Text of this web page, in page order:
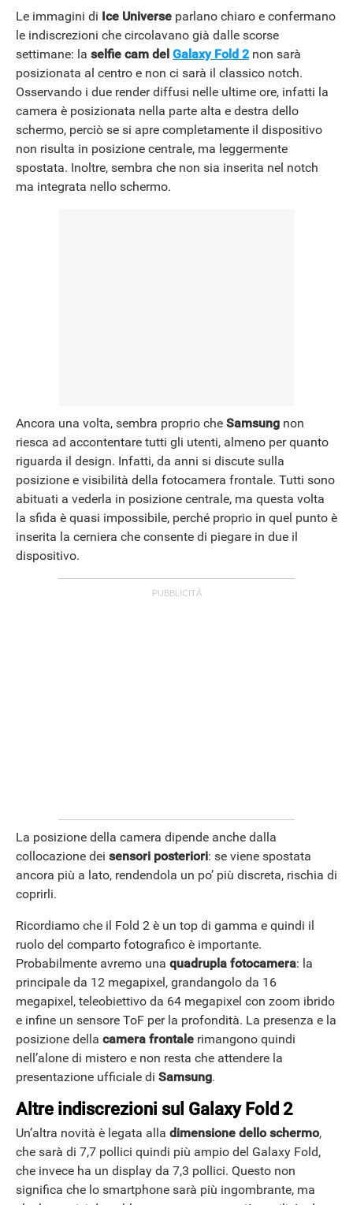
Le immagini di Ice Universe parlano chiaro e confermano
le indiscrezioni che circolavano già dalle scorse
settimane: la selfie cam del Galaxy Fold 2non sarà
posizionata al centro e non ci sarà il classico notch.
Osservando i due render diffusi nelle ultime ore, infatti la
camera è posizionata nella parte alta e destra dello
schermo, perciò se si apre completamente il dispositivo
non risulta in posizione centrale, ma leggermente
spostata. Inoltre, sembra che non sia inserita nel notch
ma integrata nello schermo.
Ancora una volta, sembra proprio che Samsung non
riesca ad accontentare tutti gli utenti, almeno per quanto
riguarda il design. Infatti, da anni si discute sulla
posizione e visibilità della fotocamera frontale. Tutti sono
abituati a vederla in posizione centrale, ma questa volta
la sfida è quasi impossibile, perché proprio in quel punto è
inserita la cerniera che consente di piegare in due il
dispositivo.
La posizione della camera dipende anche dalla
collocazione dei sensori posteriori: se viene spostata
ancora più a lato, rendendola un po’ più discreta, rischia di
coprirli.
Ricordiamo che il Fold 2 è un top di gamma e quindi il
ruolo del comparto fotografico è importante.
Probabilmente avremo una quadrupla fotocamera: la
principale da 12 megapixel, grandangolo da 16
megapixel, teleobiettivo da 64 megapixel con zoom ibrido
e infine un sensore ToF per la profondità. La presenza e la
posizione della camera frontale rimangono quindi
nell’alone di mistero e non resta che attendere la
presentazione ufficiale di Samsung.
Altre indiscrezioni sul Galaxy Fold 2
Un’altra novità è legata alla dimensione dello schermo,
che sarà di 7,7 pollici quindi più ampio del Galaxy Fold,
che invece ha un display da 7,3 pollici. Questo non
significa che lo smartphone sarà più ingombrante, ma